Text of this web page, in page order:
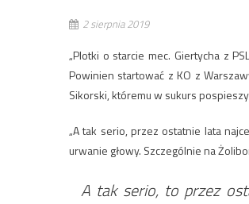
2 sierpnia 2019
„Plotki o starcie mec. Giertycha z
Powinien startować z KO z
Sikorski, któremu w sukurs
„A tak serio, przez ostatnie lata
urwanie głowy. Szczególnie na
A tak serio, to przez